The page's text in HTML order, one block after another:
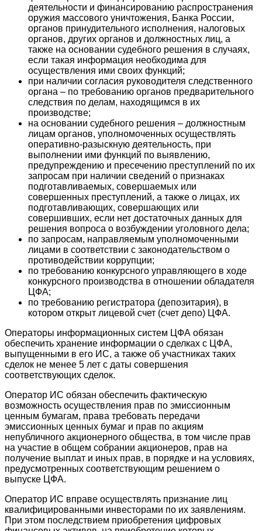
деятельности и финансированию распространения
оружия массового уничтожения, Банка России,
органов принудительного исполнения, налоговых
органов, других органов и должностных лиц, а
также на основании судебного решения в случаях,
если такая информация необходима для
осуществления ими своих функций;
при наличии согласия руководителя следственного
органа – по требованию органов предварительного
следствия по делам, находящимся в их
производстве;
на основании судебного решения – должностным
лицам органов, уполномоченных осуществлять
оперативно-разыскную деятельность, при
выполнении ими функций по выявлению,
предупреждению и пресечению преступлений по их
запросам при наличии сведений о признаках
подготавливаемых, совершаемых или
совершенных преступлений, а также о лицах, их
подготавливающих, совершающих или
совершивших, если нет достаточных данных для
решения вопроса о возбуждении уголовного дела;
по запросам, направляемым уполномоченными
лицами в соответствии с законодательством о
противодействии коррупции;
по требованию конкурсного управляющего в ходе
конкурсного производства в отношении обладателя
ЦФА;
по требованию регистратора (депозитария), в
котором открыт лицевой счет (счет депо) ЦФА.
Операторы информационных систем ЦФА обязан
обеспечить хранение информации о сделках с ЦФА,
выпущенными в его ИС, а также об участниках таких
сделок не менее 5 лет с даты совершения
соответствующих сделок.
Оператор ИС обязан обеспечить фактическую
возможность осуществления прав по эмиссионным
ценным бумагам, права требовать передачи
эмиссионных ценных бумаг и прав по акциям
непубличного акционерного общества, в том числе прав
на участие в общем собрании акционеров, прав на
получение выплат и иных прав, в порядке и на условиях,
предусмотренных соответствующим решением о
выпуске ЦФА.
Оператор ИС вправе осуществлять признание лиц
квалифицированными инвесторами по их заявлениям.
При этом последствием приобретения цифровых